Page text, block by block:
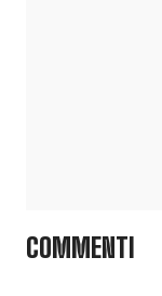
COMMENTI